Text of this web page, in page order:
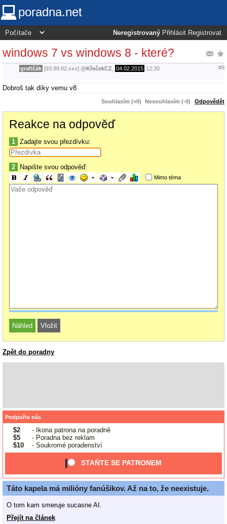
poradna.net
Neregistrovaný Přihlásit Registrovat
windows 7 vs windows 8 - které?
grafičák [93.99.82.xxx] @KřečekCZ 04.02.2015 12:30 #9
Dobroš tak díky vemu v8
Souhlasím (+0) Nesouhlasím (-0) Odpovědět
Reakce na odpověď
1 Zadajte svou přezdívku:
2 Napište svou odpověď:
Mimo téma
Zpět do poradny
Podpořte nás
$2
- Ikona patrona na poradně
$5
- Poradna bez reklam
$10
- Soukromé poradenství
STAŇTE SE PATRONEM
Táto kapela má milióny fanúšikov. Až na to, že neexistuje.
O tom kam smeruje sucasne AI.
Přejít na článek